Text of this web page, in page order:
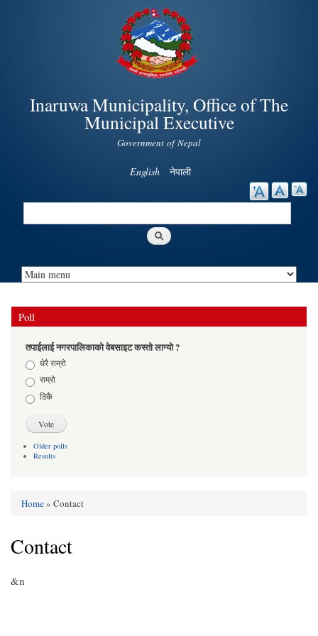
Skip to
main
content
Inaruwa Municipality, Office of The
Municipal Executive
Government of Nepal
English नेपाली
Search
Poll
तपाईलाई नगरपालिकाको वेबसाइट कस्तो लाग्यो ?
Choicesधेरै राम्रो
राम्रो
ठिकै
Older polls
Results
Home» Contact
Contact
&n